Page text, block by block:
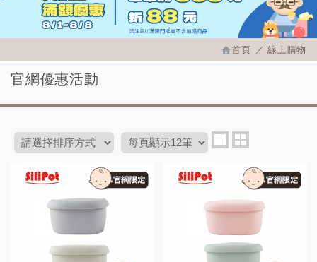
首頁 線上購物
官網優惠活動
訂單查詢